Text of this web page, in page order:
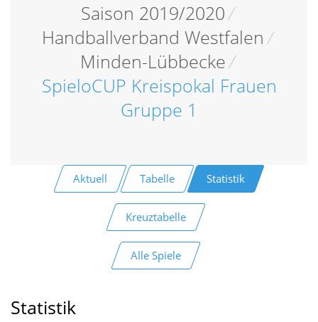
Saison 2019/2020/
Handballverband Westfalen/
Minden-Lübbecke/
SpieloCUP Kreispokal Frauen
Gruppe 1
Aktuell Tabelle Statistik
Kreuztabelle
Alle Spiele
Statistik